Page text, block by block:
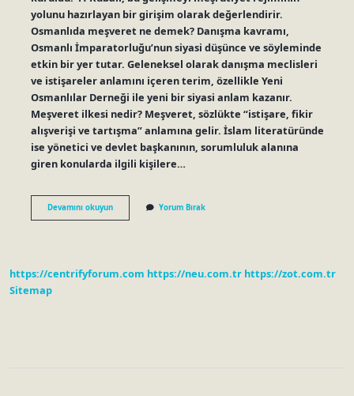
yolunu hazırlayan bir girişim olarak değerlendirir.
Osmanlıda meşveret ne demek? Danışma kavramı,
Osmanlı İmparatorluğu’nun siyasi düşünce ve söyleminde
etkin bir yer tutar. Geleneksel olarak danışma meclisleri
ve istişareler anlamını içeren terim, özellikle Yeni
Osmanlılar Derneği ile yeni bir siyasi anlam kazanır.
Meşveret ilkesi nedir? Meşveret, sözlükte “istişare, fikir
alışverişi ve tartışma” anlamına gelir. İslam literatüründe
ise yönetici ve devlet başkanının, sorumluluk alanına
giren konularda ilgili kişilere…
Devamını okuyunMeşveret
Meclisi
Yorum Bırak
https://centrifyforum.com https://neu.com.tr https://zot.com.tr
Sitemap